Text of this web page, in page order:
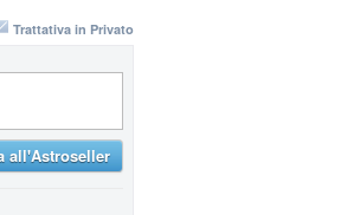
Trattativa in Privato
all'Astroseller